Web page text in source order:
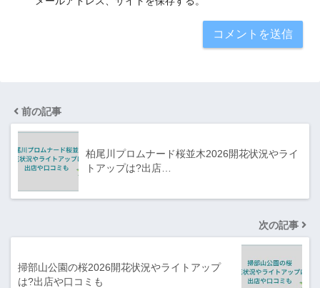
前の記事
柏尾川プロムナード桜並木2026開花状況やライ
トアップは?出店…
次の記事
掃部山公園の桜2026開花状況やライトアップ
は?出店や口コミも